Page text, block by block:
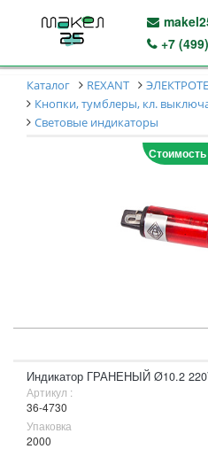
+7
Каталог REXANT
Кнопки, тумблеры, кл.
Световые индикаторы
Индикатор ГРАНЕНЫЙ Ø10.2
Артикул :
36-4730
Упаковка
2000